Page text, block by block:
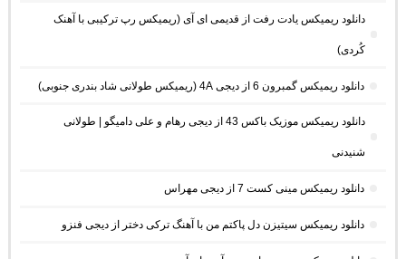
دانلود ریمیکس یادت رفت از قدیمی ای آی (ریمیکس رپ ترکیبی با آهنک
کُردی)
دانلود ریمیکس گمبرون 6 از دیجی 4A (ریمیکس طولانی شاد بندری جنوبی)
دانلود ریمیکس موزیک باکس 43 از دیجی رهام و علی دامیگو | طولانی
شنیدنی
دانلود ریمیکس مینی کست 7 از دیجی مهراس
دانلود ریمیکس سیتیزن دل پاکتم من با آهنگ ترکی دختر از دیجی فنزو